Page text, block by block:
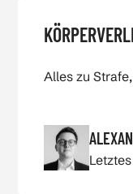
View
Alles zu